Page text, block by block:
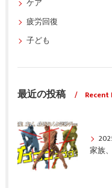
ケア
疲労回復
子ども
最近の投稿